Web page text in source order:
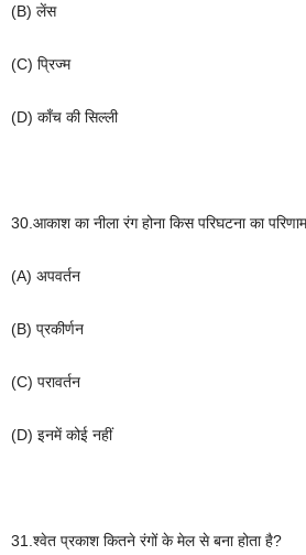
(B) लेंस
(C) प्रिज्म
(D) काँच की सिल्ली
30. आकाश का नीला रंग होना किस परिघटना का परिणाम
(A) अपवर्तन
(B) प्रकीर्णन
(C) परावर्तन
(D) इनमें कोई नहीं
31. श्वेत प्रकाश कितने रंगों के मेल से बना होता है?